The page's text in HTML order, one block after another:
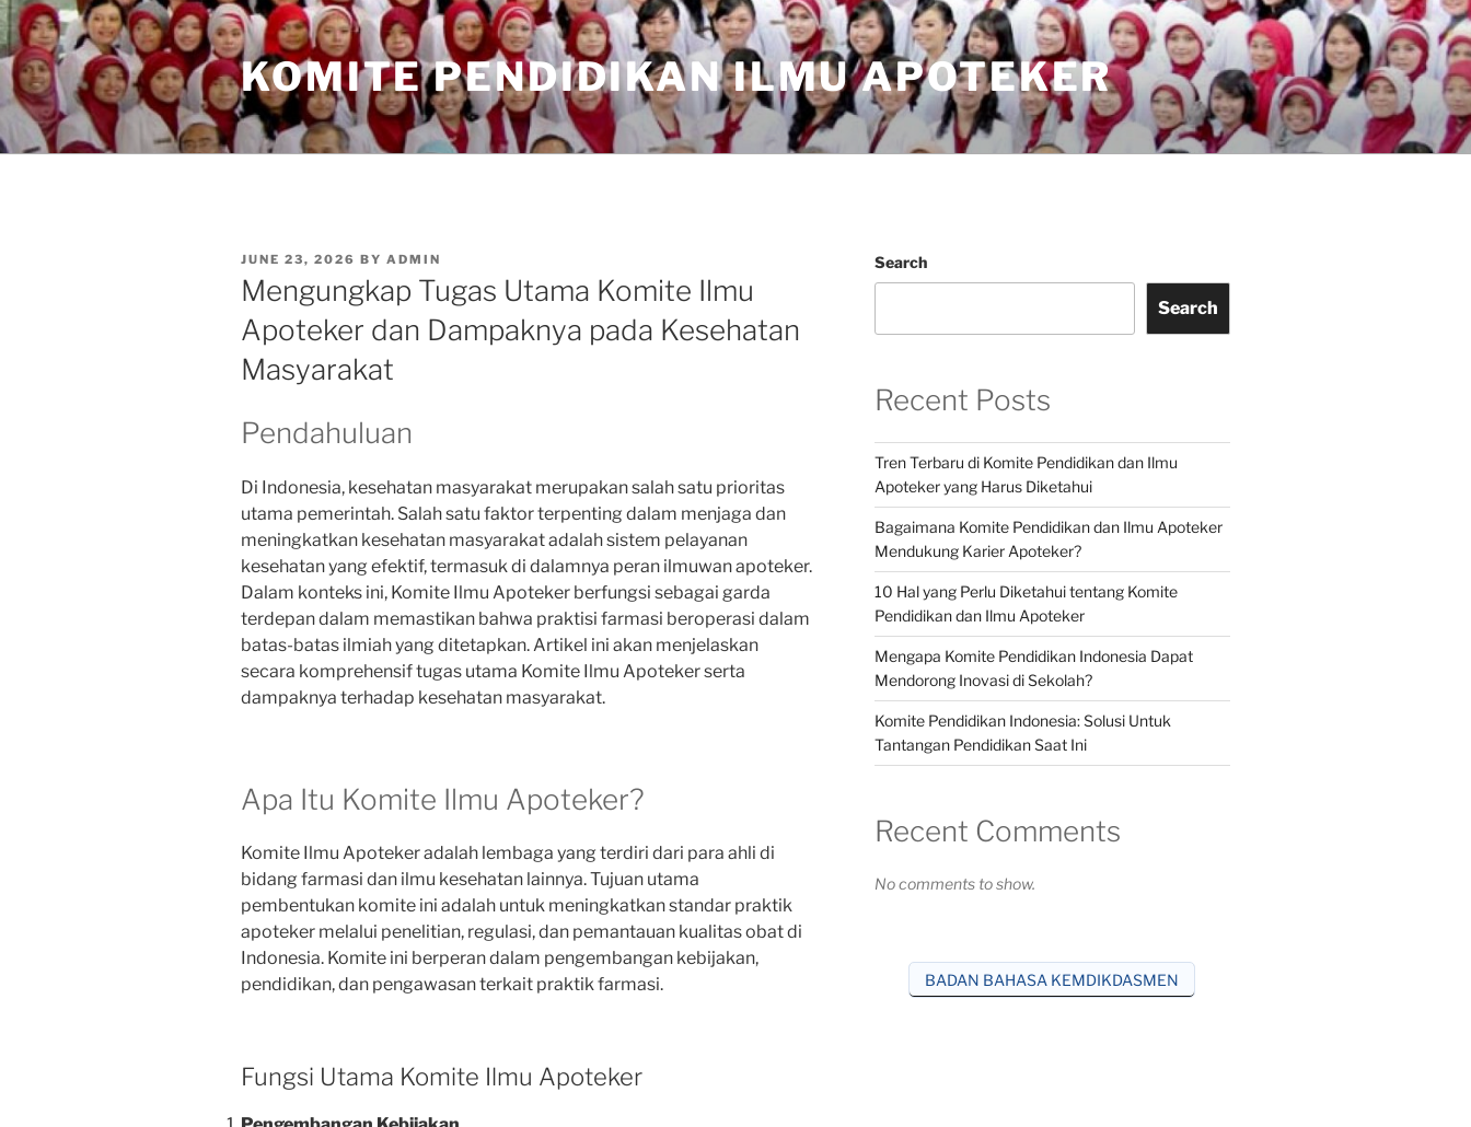
Skip
to
content
KOMITE PENDIDIKAN ILMU APOTEKER
POSTED
ON
JUNE 23, 2026 BY ADMIN
Mengungkap Tugas Utama Komite Ilmu
Apoteker dan Dampaknya pada Kesehatan
Masyarakat
Pendahuluan
Di Indonesia, kesehatan masyarakat merupakan salah satu prioritas
utama pemerintah. Salah satu faktor terpenting dalam menjaga dan
meningkatkan kesehatan masyarakat adalah sistem pelayanan
kesehatan yang efektif, termasuk di dalamnya peran ilmuwan apoteker.
Dalam konteks ini, Komite Ilmu Apoteker berfungsi sebagai garda
terdepan dalam memastikan bahwa praktisi farmasi beroperasi dalam
batas-batas ilmiah yang ditetapkan. Artikel ini akan menjelaskan
secara komprehensif tugas utama Komite Ilmu Apoteker serta
dampaknya terhadap kesehatan masyarakat.
Apa Itu Komite Ilmu Apoteker?
Komite Ilmu Apoteker adalah lembaga yang terdiri dari para ahli di
bidang farmasi dan ilmu kesehatan lainnya. Tujuan utama
pembentukan komite ini adalah untuk meningkatkan standar praktik
apoteker melalui penelitian, regulasi, dan pemantauan kualitas obat di
Indonesia. Komite ini berperan dalam pengembangan kebijakan,
pendidikan, dan pengawasan terkait praktik farmasi.
Fungsi Utama Komite Ilmu Apoteker
Search
Search
Recent Posts
Tren Terbaru di Komite Pendidikan dan Ilmu
Apoteker yang Harus Diketahui
Bagaimana Komite Pendidikan dan Ilmu Apoteker
Mendukung Karier Apoteker?
10 Hal yang Perlu Diketahui tentang Komite
Pendidikan dan Ilmu Apoteker
Mengapa Komite Pendidikan Indonesia Dapat
Mendorong Inovasi di Sekolah?
Komite Pendidikan Indonesia: Solusi Untuk
Tantangan Pendidikan Saat Ini
Recent Comments
No comments to show.
BADAN BAHASA KEMDIKDASMEN